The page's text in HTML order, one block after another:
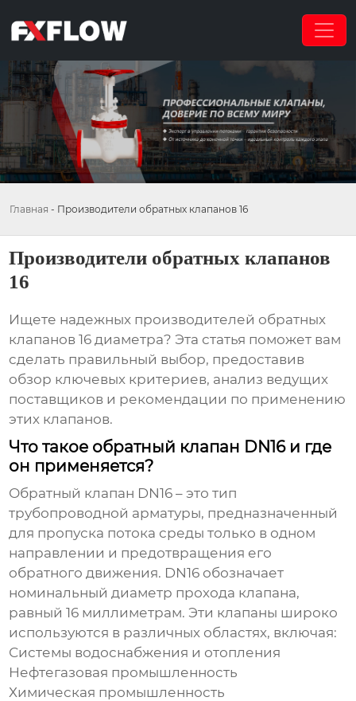
Главная - Производители обратных клапанов 16
Производители обратных клапанов
16
Ищете надежных производителей обратных
клапанов 16 диаметра? Эта статья поможет вам
сделать правильный выбор, предоставив
обзор ключевых критериев, анализ ведущих
поставщиков и рекомендации по применению
этих клапанов.
Что такое обратный клапан DN16 и где
он применяется?
Обратный клапан DN16 – это тип
трубопроводной арматуры, предназначенный
для пропуска потока среды только в одном
направлении и предотвращения его
обратного движения. DN16 обозначает
номинальный диаметр прохода клапана,
равный 16 миллиметрам. Эти клапаны широко
используются в различных областях, включая:
Системы водоснабжения и отопления
Нефтегазовая промышленность
Химическая промышленность